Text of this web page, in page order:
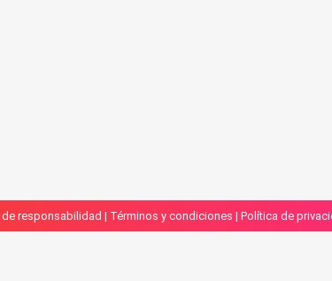
responsabilidad | Términos y condiciones | Política de